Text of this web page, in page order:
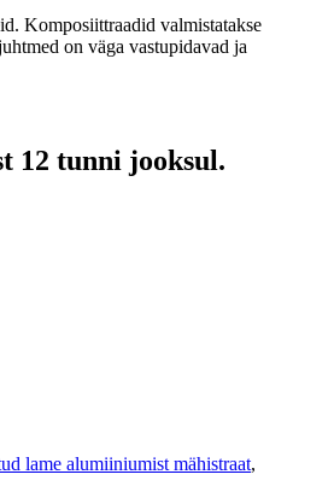
Komposiittraadid valmistatakse
on väga vastupidavad ja
12 tunni jooksul.
lame alumiiniumist mähistraat,